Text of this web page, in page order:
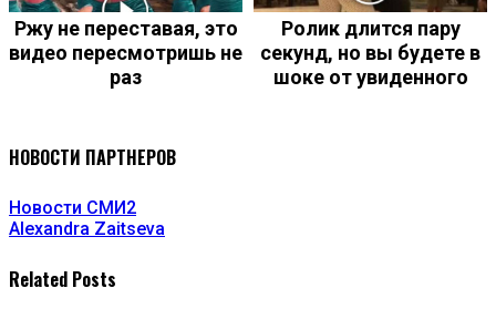
Ржу не переставая, это
видео пересмотришь не
раз
Ролик длится пару
секунд, но вы будете в
шоке от увиденного
НОВОСТИ ПАРТНЕРОВ
Новости СМИ2
Alexandra Zaitseva
Related Posts